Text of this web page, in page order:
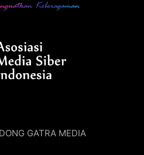
GATRA MEDIA